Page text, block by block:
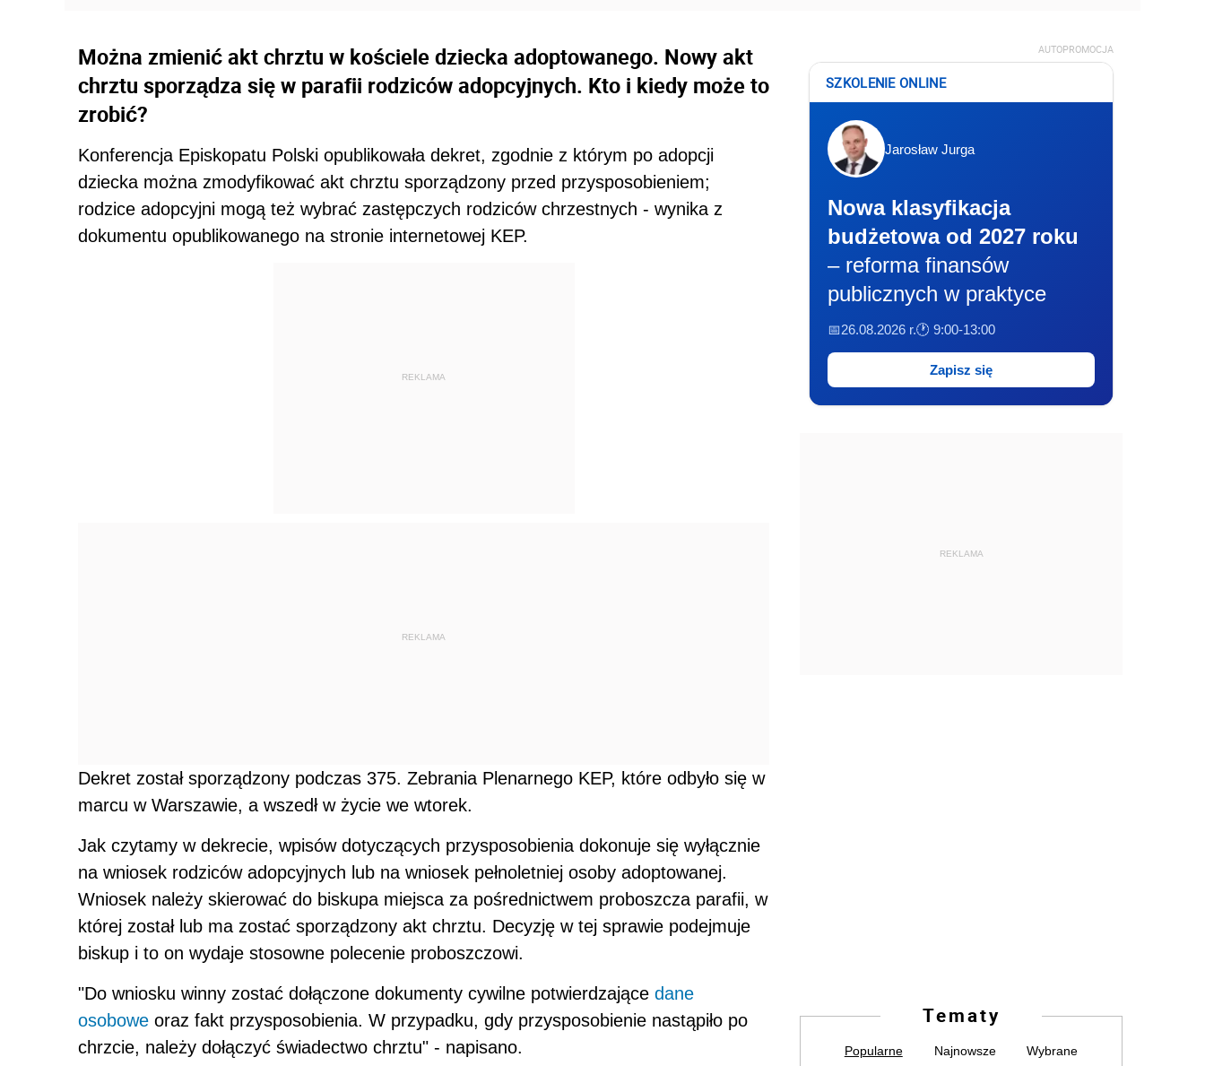
Można zmienić akt chrztu w kościele dziecka adoptowanego. Nowy akt
chrztu sporządza się w parafii rodziców adopcyjnych. Kto i kiedy może to
zrobić?
Konferencja Episkopatu Polski opublikowała dekret, zgodnie z którym po adopcji
dziecka można zmodyfikować akt chrztu sporządzony przed przysposobieniem;
rodzice adopcyjni mogą też wybrać zastępczych rodziców chrzestnych - wynika z
dokumentu opublikowanego na stronie internetowej KEP.
REKLAMA
REKLAMA
Dekret został sporządzony podczas 375. Zebrania Plenarnego KEP, które odbyło się w
marcu w Warszawie, a wszedł w życie we wtorek.
Jak czytamy w dekrecie, wpisów dotyczących przysposobienia dokonuje się wyłącznie
na wniosek rodziców adopcyjnych lub na wniosek pełnoletniej osoby adoptowanej.
Wniosek należy skierować do biskupa miejsca za pośrednictwem proboszcza parafii, w
której został lub ma zostać sporządzony akt chrztu. Decyzję w tej sprawie podejmuje
biskup i to on wydaje stosowne polecenie proboszczowi.
"Do wniosku winny zostać dołączone dokumenty cywilne potwierdzające dane
osobowe oraz fakt przysposobienia. W przypadku, gdy przysposobienie nastąpiło po
chrzcie, należy dołączyć świadectwo chrztu" - napisano.
AUTOPROMOCJA
SZKOLENIE ONLINE
Jarosław Jurga
Nowa klasyfikacja
budżetowa od 2027 roku
– reforma finansów
publicznych w praktyce
📅26.08.2026 r.🕐 9:00-13:00
Zapisz się
REKLAMA
Tematy
Popularne Najnowsze Wybrane